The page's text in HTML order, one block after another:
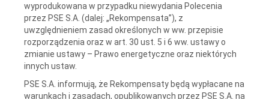
wyprodukowana w przypadku niewydania Polecenia
przez PSE S.A. (dalej: „Rekompensata”), z
uwzględnieniem zasad określonych w ww. przepisie
rozporządzenia oraz w art. 30 ust. 5 i 6 ww. ustawy o
zmianie ustawy – Prawo energetyczne oraz niektórych
innych ustaw.
PSE S.A. informują, że Rekompensaty będą wypłacane na
warunkach i zasadach, opublikowanych przez PSE S.A. na